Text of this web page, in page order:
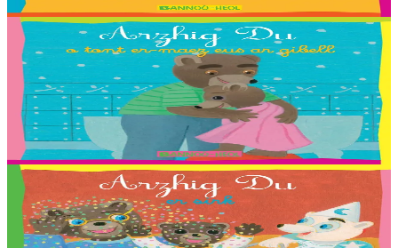
Er stok
2 vloaz hag ouzhpenn
Bannoù-heol
Arzhig Du o tont er-maez eus ar gibell
Troet gant : Killian, Louliya, Maelle, Malo G., Malo M., Romaric,
Shana, Stevan ha Nadège Monfort.
Er stok2,03 €
2 vloaz hag ouzhpenn
Bannoù-heol
Arzhig Du er sirk